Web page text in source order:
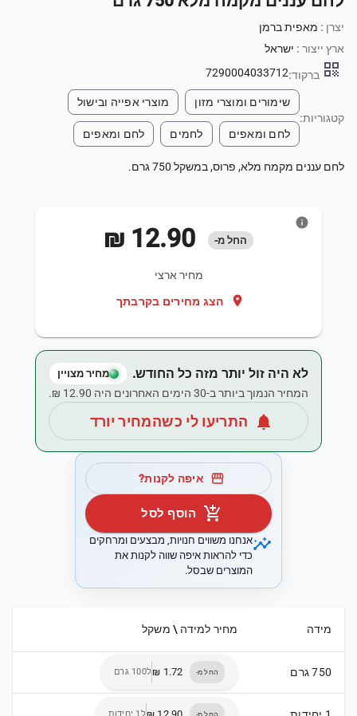
יצרן : מאפית ברמן
ארץ ייצור : ישראל
qr_code ברקוד:7290004033712
קטגוריות:
שימורים ומוצרי מזון מוצרי אפייה ובישול
לחם ומאפים לחמים לחם ומאפים
לחם עננים מקמח מלא, פרוס, במשקל 750 גרם.
החל מ-
מחיר ארצי
location_on הצג מחירים בקרבתך
info
לא היה זול יותר מזה כל החודש. מחיר מצויין
המחיר הנמוך ביותר ב-30 הימים האחרונים היה ‏12.90 ‏₪.
notifications התריעו לי כשהמחיר יורד
storefront איפה לקנות?
add_shopping_cart הוסף לסל
insightsאנחנו משווים חנויות, מבצעים ומרחקים
כדי להראות איפה שווה לקנות את
המוצרים שבסל.
מידה מחיר למידה \ משקל
750 גרם החל מ- ל100 גרם
החל מ-